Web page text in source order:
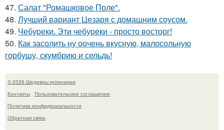
47. Салат "Ромашковое Поле".
48. Лучший вариант Цезаря с домашним соусом.
49. Чебуpеки. Эти чебуpеки - просто восторг!
50. Как засолить ну оочень вкусную, малосольную
горбушу, скумбрию и сельдь!
© 2026 Шедевры кулинарии
Контакты
Пользовательское соглашение
Политика конфидециальности
Обратная связь